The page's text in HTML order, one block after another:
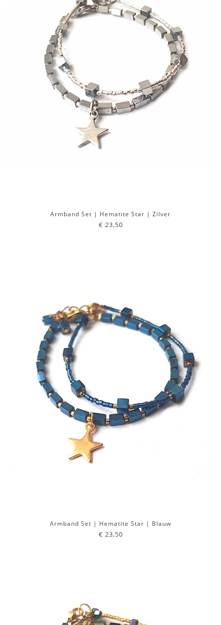
Armband Set | Hematite Star | Zilver
€ 23,50
Armband Set | Hematite Star | Blauw
€ 23,50